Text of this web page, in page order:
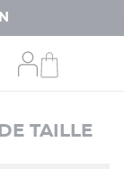
TAILLE